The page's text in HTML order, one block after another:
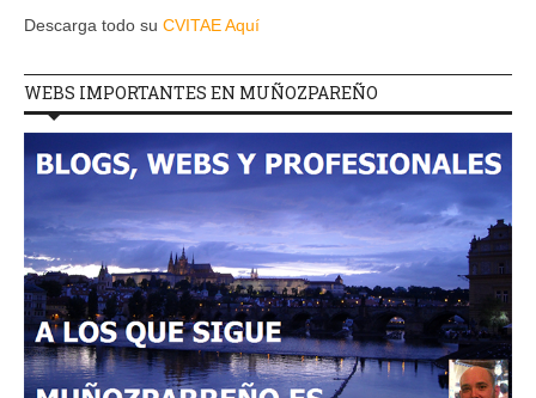
Descarga todo su CVITAE Aquí
WEBS IMPORTANTES EN MUÑOZPAREÑO